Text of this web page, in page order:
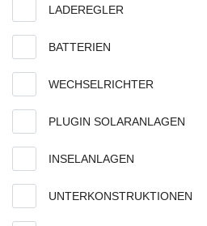
LADEREGLER
BATTERIEN
WECHSELRICHTER
PLUGIN SOLARANLAGEN
INSELANLAGEN
UNTERKONSTRUKTIONEN